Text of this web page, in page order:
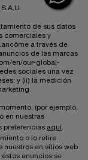
de sus datos
comerciales y
a través de
de las marcas
en/our-global-
sociales una vez
y (ii) la medición
(por ejemplo,
en nuestras
preferencias aquí
o lo retire
nuestros en sitios web
anuncios se